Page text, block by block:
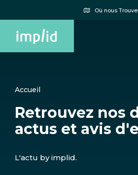
principal
Où nous
Accueil
Retrouvez nos
actus et avis
L'actu by implid.